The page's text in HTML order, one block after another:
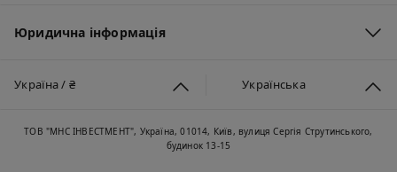
Юридична інформація
Україна / ₴ Українська
ТОВ "МНС ІНВЕСТМЕНТ", Україна, 01014, Київ, вулиця Сергія Струтинського,
будинок 13-15